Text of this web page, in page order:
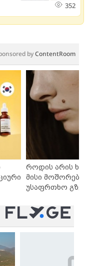
352
byContentRoom
როდის არის
მისი
უსაფრთხო